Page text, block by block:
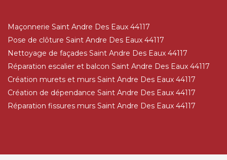
Maçonnerie Saint Andre Des Eaux 44117
Pose de clôture Saint Andre Des Eaux 44117
Nettoyage de façades Saint Andre Des Eaux 44117
Réparation escalier et balcon Saint Andre Des Eaux 44117
Création murets et murs Saint Andre Des Eaux 44117
Création de dépendance Saint Andre Des Eaux 44117
Réparation fissures murs Saint Andre Des Eaux 44117